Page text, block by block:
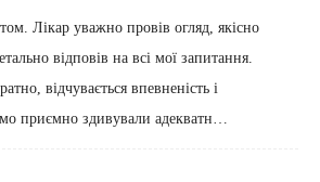
Лікар уважно провів огляд, якісно
відповів на всі мої запитання.
відчувається впевненість і
приємно здивували адекватн…